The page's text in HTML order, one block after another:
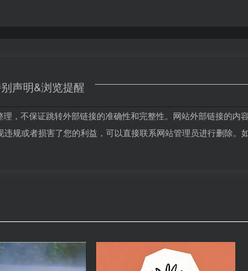
声明&浏览提醒
，不保证跳转外部链接的准确性和完整性。网站外部链接的内
规或者损害了您的利益，可以直接联系网站管理员进行删除。